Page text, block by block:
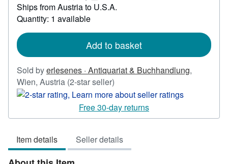
Learn
more
rates
Ships from Austria to U.S.A.
Quantity: 1 available
Add to basket
Sold byerlesenes · Antiquariat & Buchhandlung,
Wien, Austria (2-star seller)
rating
2
out
5
stars
Free 30-day returns
Item details Seller details